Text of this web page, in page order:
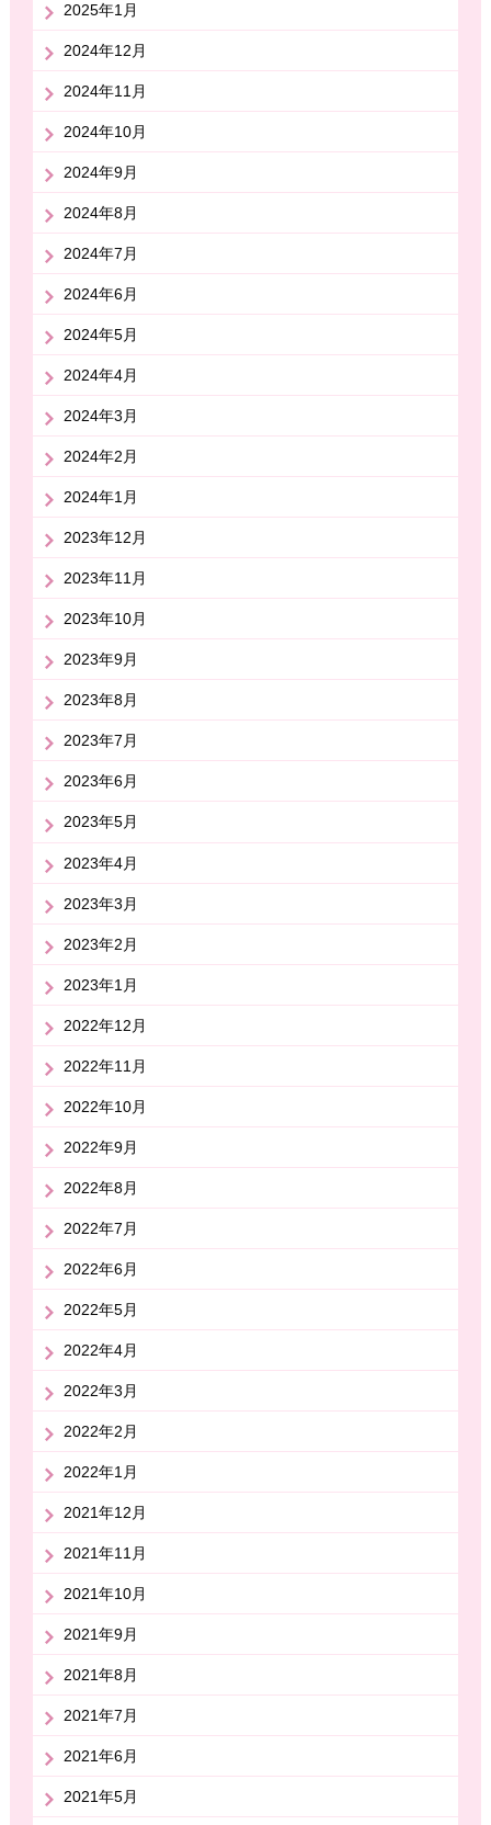
2025年1月
2024年12月
2024年11月
2024年10月
2024年9月
2024年8月
2024年7月
2024年6月
2024年5月
2024年4月
2024年3月
2024年2月
2024年1月
2023年12月
2023年11月
2023年10月
2023年9月
2023年8月
2023年7月
2023年6月
2023年5月
2023年4月
2023年3月
2023年2月
2023年1月
2022年12月
2022年11月
2022年10月
2022年9月
2022年8月
2022年7月
2022年6月
2022年5月
2022年4月
2022年3月
2022年2月
2022年1月
2021年12月
2021年11月
2021年10月
2021年9月
2021年8月
2021年7月
2021年6月
2021年5月